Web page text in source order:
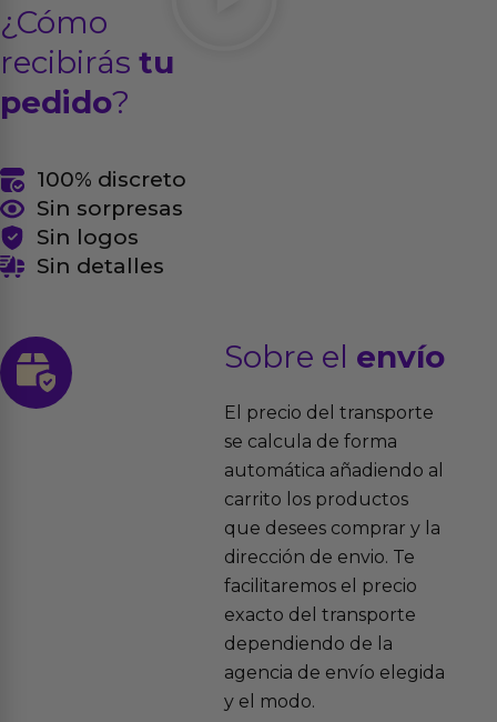
¿Cómo
recibirás tu
pedido?
100% discreto
Sin sorpresas
Sin logos
Sin detalles
Sobre el envío
El precio del transporte
se calcula de forma
automática añadiendo al
carrito los productos
que desees comprar y la
dirección de envio. Te
facilitaremos el precio
exacto del transporte
dependiendo de la
agencia de envío elegida
y el modo.